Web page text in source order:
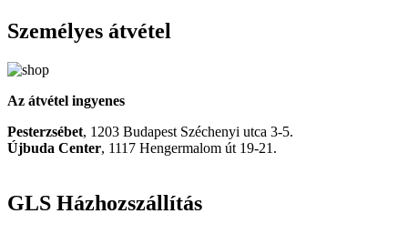
Személyes átvétel
Az átvétel ingyenes
Pesterzsébet, 1203 Budapest Széchenyi utca 3-5.
Újbuda Center, 1117 Hengermalom út 19-21.
GLS Házhozszállítás